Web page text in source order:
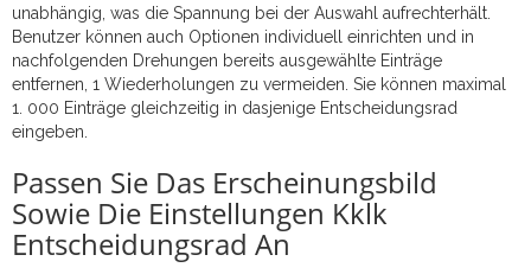
unabhängig, was die Spannung bei der Auswahl aufrechterhält.
Benutzer können auch Optionen individuell einrichten und in
nachfolgenden Drehungen bereits ausgewählte Einträge
entfernen, 1 Wiederholungen zu vermeiden. Sie können maximal
1. 000 Einträge gleichzeitig in dasjenige Entscheidungsrad
eingeben.
Passen Sie Das Erscheinungsbild
Sowie Die Einstellungen Kklk
Entscheidungsrad An